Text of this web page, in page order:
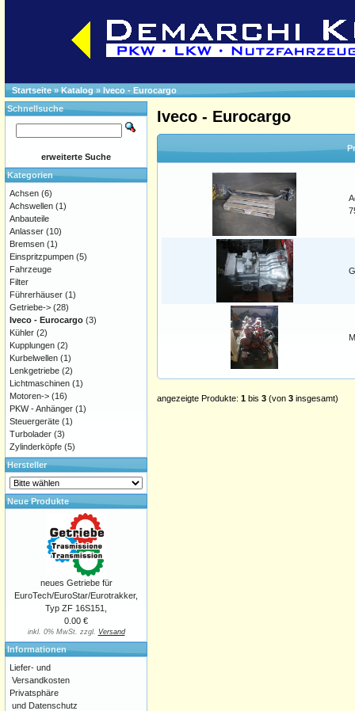
Startseite»Katalog » Iveco - Eurocargo
Iveco - Eurocargo
angezeigte Produkte: 1 bis 3 (von 3 insgesamt)
Schnellsuche
erweiterte Suche
Kategorien
Achsen (6)
Achswellen (1)
Anbauteile
Anlasser (10)
Bremsen (1)
Einspritzpumpen (5)
Fahrzeuge
Filter
Führerhäuser (1)
Getriebe-> (28)
Iveco - Eurocargo (3)
Kühler (2)
Kupplungen (2)
Kurbelwellen (1)
Lenkgetriebe (2)
Lichtmaschinen (1)
Motoren-> (16)
PKW - Anhänger (1)
Steuergeräte (1)
Turbolader (3)
Zylinderköpfe (5)
Hersteller
Neue Produkte
neues Getriebe für
EuroTech/EuroStar/Eurotrakker,
Typ ZF 16S151,
0.00 €
inkl. 0% MwSt. zzgl. Versand
Informationen
Liefer- und
Versandkosten
Privatsphäre
und Datenschutz